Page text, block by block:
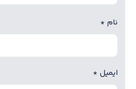
نام *
ایمیل *